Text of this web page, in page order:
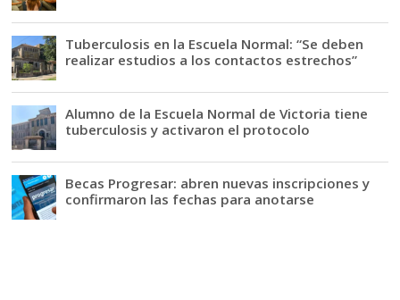
Tuberculosis en la Escuela Normal: “Se deben
realizar estudios a los contactos estrechos”
Alumno de la Escuela Normal de Victoria tiene
tuberculosis y activaron el protocolo
Becas Progresar: abren nuevas inscripciones y
confirmaron las fechas para anotarse